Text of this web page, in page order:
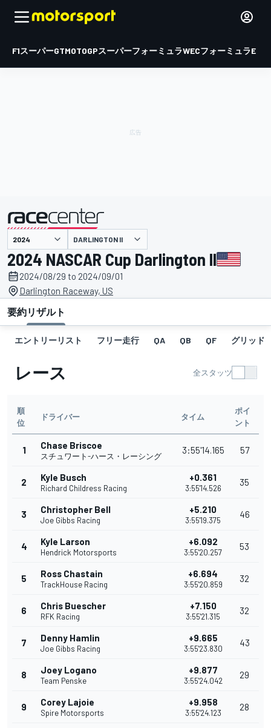
F1スーパーGTMOTOGPスーパーフォーミュラWECフォーミュラE
主催 DARLINGTON II
2024 NASCAR Cup Darlington II
2024/08/29 to 2024/09/01
Darlington Raceway, US
要約リザルト
エントリーリスト フリー走行 QA QB QF グリッド
レース 全スタッツ
順
位
ドライバー タイム
ポイ
ント
1 Chase Briscoe
スチュワート-ハース・レーシング
3:55'14.165 57
2 Kyle Busch
Richard Childress Racing
+0.361
3:55'14.526
35
3 Christopher Bell
Joe Gibbs Racing
+5.210
3:55'19.375
46
4 Kyle Larson
Hendrick Motorsports
+6.092
3:55'20.257
53
5 Ross Chastain
TrackHouse Racing
+6.694
3:55'20.859
32
6 Chris Buescher
RFK Racing
+7.150
3:55'21.315
32
7 Denny Hamlin
Joe Gibbs Racing
+9.665
3:55'23.830
43
8 Joey Logano
Team Penske
+9.877
3:55'24.042
29
9 Corey Lajoie
Spire Motorsports
+9.958
3:55'24.123
28